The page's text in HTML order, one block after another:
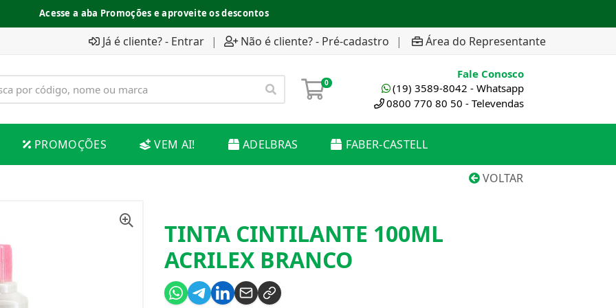
Acesse a aba Promoções e aproveite os descontos
Já é cliente? - Entrar | Não é cliente? - Pré-cadastro | Área do Representante
0
Fale Conosco
(19) 3589-8042 - Whatsapp
0800 770 80 50 - Televendas
PROMOÇÕES VEM AI! ADELBRAS FABER-CASTELL
VOLTAR
TINTA CINTILANTE 100ML
ACRILEX BRANCO